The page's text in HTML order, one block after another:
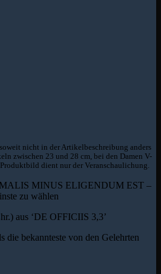
nicht in der Artikelbeschreibung anders
zwischen 23 und 28 cm, bei den Damen V-
dient nur der Veranschaulichung.
MINUS ELIGENDUM EST –
zu wählen
aus ‘DE OFFICIIS 3,3’
die bekannteste von den Gelehrten